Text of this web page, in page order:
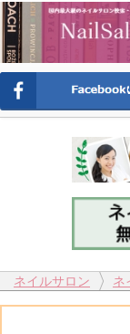
ネイルサロン ネ